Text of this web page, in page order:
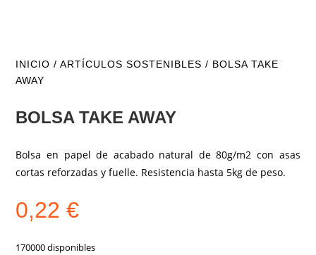
INICIO /ARTÍCULOS SOSTENIBLES / BOLSA TAKE
AWAY
BOLSA TAKE AWAY
Bolsa en papel de acabado natural de 80g/m2 con asas
cortas reforzadas y fuelle. Resistencia hasta 5kg de peso.
0,22€
170000 disponibles